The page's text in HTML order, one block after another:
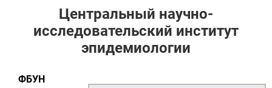
Центральный научно-
исследовательский институт
эпидемиологии
ФБУН